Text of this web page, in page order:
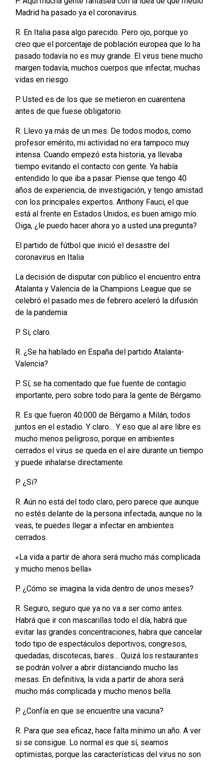
Madrid ha pasado ya el coronavirus.
R. En Italia pasa algo parecido. Pero ojo, porque yo
creo que el porcentaje de población europea que lo ha
pasado todavía no es muy grande. El virus tiene mucho
margen todavía, muchos cuerpos que infectar, muchas
vidas en riesgo.
P. Usted es de los que se metieron en cuarentena
antes de que fuese obligatorio.
R. Llevo ya más de un mes. De todos modos, como
profesor emérito, mi actividad no era tampoco muy
intensa. Cuando empezó esta historia, ya llevaba
tiempo evitando el contacto con gente. Ya había
entendido lo que iba a pasar. Piense que tengo 40
años de experiencia, de investigación, y tengo amistad
con los principales expertos. Anthony Fauci, el que
está al frente en Estados Unidos, es buen amigo mío.
Oiga, ¿le puedo hacer ahora yo a usted una pregunta?
El partido de fútbol que inició el desastre del
coronavirus en Italia
La decisión de disputar con público el encuentro entra
Atalanta y Valencia de la Champions League que se
celebró el pasado mes de febrero aceleró la difusión
de la pandemia
P. Si, claro.
R. ¿Se ha hablado en España del partido Atalanta-
Valencia?
P. Sí, se ha comentado que fue fuente de contagio
importante, pero sobre todo para la gente de Bérgamo.
R. Es que fueron 40.000 de Bérgamo a Milán, todos
juntos en el estadio. Y claro… Y eso que al aire libre es
mucho menos peligroso, porque en ambientes
cerrados el virus se queda en el aire durante un tiempo
y puede inhalarse directamente.
P. ¿Si?
R. Aún no está del todo claro, pero parece que aunque
no estés delante de la persona infectada, aunque no la
veas, te puedes llegar a infectar en ambientes
cerrados.
«La vida a partir de ahora será mucho más complicada
y mucho menos bella»
P. ¿Cómo se imagina la vida dentro de unos meses?
R. Seguro, seguro que ya no va a ser como antes.
Habrá que ir con mascarillas todo el día, habrá que
evitar las grandes concentraciones, habra que cancelar
todo tipo de espectáculos deportivos, congresos,
quedadas, discotecas, bares… Quizá los restaurantes
se podrán volver a abrir distanciando mucho las
mesas. En definitiva, la vida a partir de ahora será
mucho más complicada y mucho menos bella.
P. ¿Confía en que se encuentre una vacuna?
R. Para que sea eficaz, hace falta mínimo un año. A ver
si se consigue. Lo normal es que sí, seamos
optimistas, porque las características del virus no son